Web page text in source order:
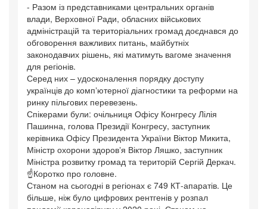
- Разом із представниками центральних органів
влади, Верховної Ради, обласних військових
адміністрацій та територіальних громад доєднався до
обговорення важливих питань, майбутніх
законодавчих рішень, які матимуть вагоме значення
для регіонів.
Серед них – удосконалення порядку доступу
українців до компʼютерної діагностики та реформи на
ринку пільгових перевезень.
Спікерами були: очільниця Офісу Конгресу Лілія
Пашинна, голова Президії Конгресу, заступник
керівника Офісу Президента України Віктор Микита,
Міністр охорони здоровʼя Віктор Ляшко, заступник
Міністра розвитку громад та територій Сергій Деркач.
☝️Коротко про головне.
Станом на сьогодні в регіонах є 749 КТ-апаратів. Це
більше, ніж було цифрових рентгенів у розпал